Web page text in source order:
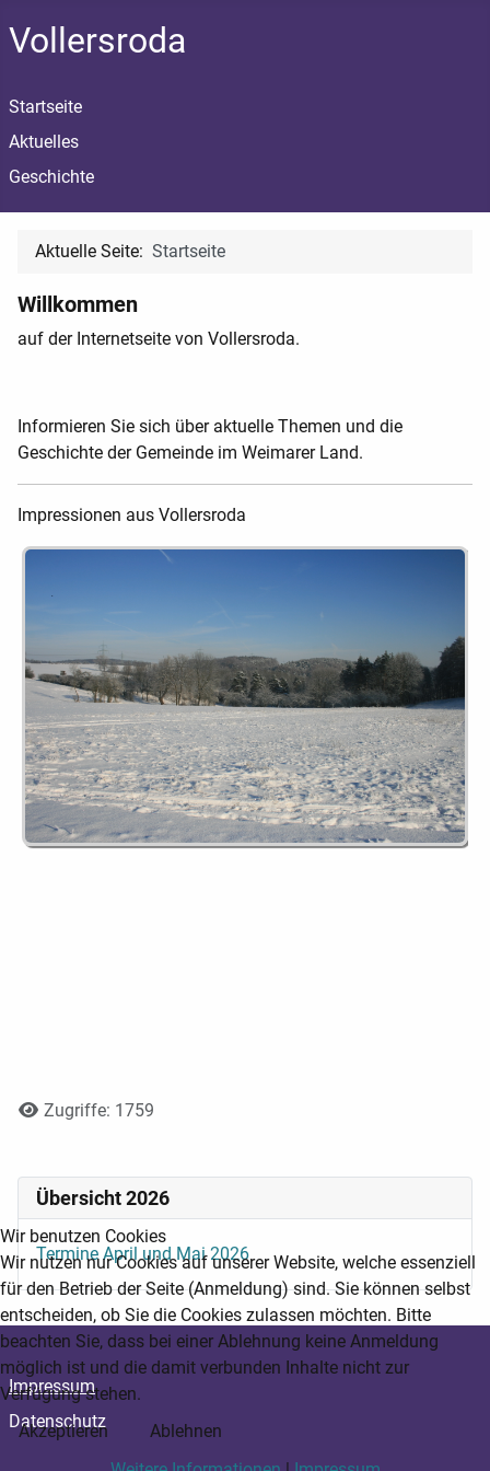
Vollersroda
Startseite
Aktuelles
Geschichte
Aktuelle Seite: Startseite
Willkommen
auf der Internetseite von Vollersroda.
Informieren Sie sich über aktuelle Themen und die
Geschichte der Gemeinde im Weimarer Land.
Impressionen aus Vollersroda
DetailsZugriffe: 1759
Übersicht 2026
Termine April und Mai 2026
Impressum
Datenschutz
Wir benutzen Cookies
Wir nutzen nur Cookies auf unserer Website, welche essenziell
für den Betrieb der Seite (Anmeldung) sind. Sie können selbst
entscheiden, ob Sie die Cookies zulassen möchten. Bitte
beachten Sie, dass bei einer Ablehnung keine Anmeldung
möglich ist und die damit verbunden Inhalte nicht zur
Verfügung stehen.
Akzeptieren
Ablehnen